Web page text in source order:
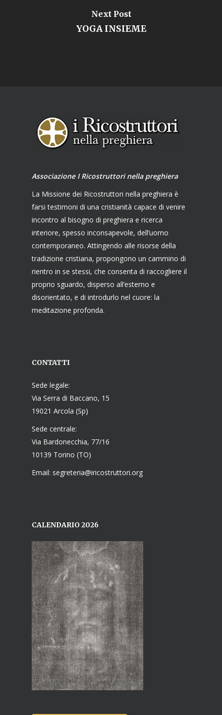
Next Post
YOGA INSIEME
Associazione I Ricostruttori nella preghiera
La Missione dei Ricostruttori nella preghiera è
farsi testimoni di una cristianità capace di venire
incontro al bisogno di preghiera e ricerca
interiore, spesso inconsapevole, dell’uomo
contemporaneo. Attingendo alle risorse della
tradizione cristiana, propongono un cammino di
rientro in se stessi, che consenta di raccogliere il
proprio sguardo, disperso all’esterno e
disorientato, e di introdurlo nel cuore: la
meditazione profonda.
CONTATTI
Sede legale:
Via Serra di Baccano, 15
19021 Arcola (Sp)
Sede centrale:
Via Bardonecchia, 77/16
10139 Torino (TO)
Email: segreteria@iricostruttori.org
CALENDARIO 2026